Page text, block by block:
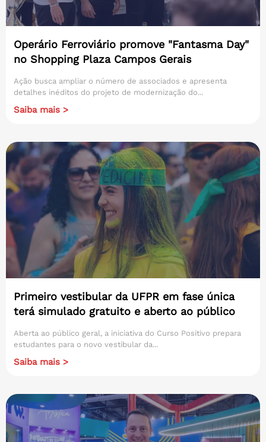
Operário Ferroviário promove "Fantasma Day"
no Shopping Plaza Campos Gerais
Ação busca ampliar o número de associados e apresenta
detalhes inéditos do projeto de modernização do...
Saiba mais >
Primeiro vestibular da UFPR em fase única
terá simulado gratuito e aberto ao público
Aberta ao público geral, a iniciativa do Curso Positivo prepara
estudantes para o novo vestibular da...
Saiba mais >